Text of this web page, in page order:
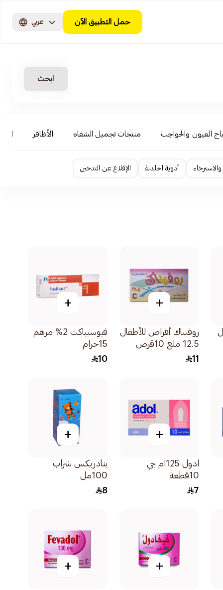
حمل التطبيق الآن عربي
ابحث
العيون والحواجب منتجات تجميل الشفاه الأظافر
أدوية الجلدية الإقلاع عن التدخين
+
روفيناك أقراص للأطفال
12.5 ملغ 10قرص
11
+
فيوسيباكت 2% مرهم
15جرام
10
+
ادول 125ام جي
10قطعة
7
+
بنادريكس شراب
100مل
8
+
+